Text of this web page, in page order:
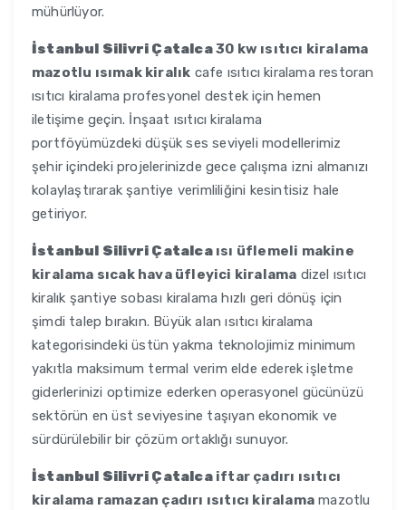
mühürlüyor.
İstanbul Silivri Çatalca30 kw ısıtıcı kiralama
mazotlu ısımak kiralık cafe ısıtıcı kiralama restoran
ısıtıcı kiralama profesyonel destek için hemen
iletişime geçin. İnşaat ısıtıcı kiralama
portföyümüzdeki düşük ses seviyeli modellerimiz
şehir içindeki projelerinizde gece çalışma izni almanızı
kolaylaştırarak şantiye verimliliğini kesintisiz hale
getiriyor.
İstanbul Silivri Çatalcaısı üflemeli makine
kiralama sıcak hava üfleyici kiralama dizel ısıtıcı
kiralık şantiye sobası kiralama hızlı geri dönüş için
şimdi talep bırakın. Büyük alan ısıtıcı kiralama
kategorisindeki üstün yakma teknolojimiz minimum
yakıtla maksimum termal verim elde ederek işletme
giderlerinizi optimize ederken operasyonel gücünüzü
sektörün en üst seviyesine taşıyan ekonomik ve
sürdürülebilir bir çözüm ortaklığı sunuyor.
İstanbul Silivri Çatalcaiftar çadırı ısıtıcı
kiralama ramazan çadırı ısıtıcı kiralama mazotlu